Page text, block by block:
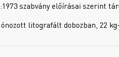
szabvány előírásai szerint
litografált dobozban, 22